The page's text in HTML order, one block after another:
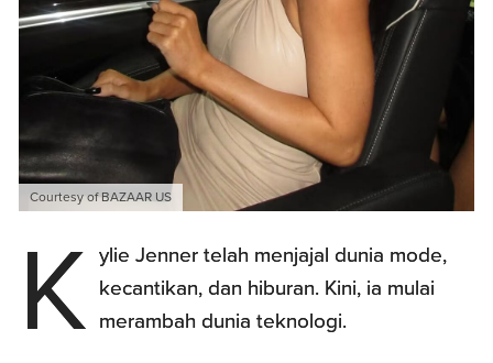
Courtesy of BAZAAR US
K ylie Jenner telah menjajal dunia mode,
kecantikan, dan hiburan. Kini, ia mulai
merambah dunia teknologi.